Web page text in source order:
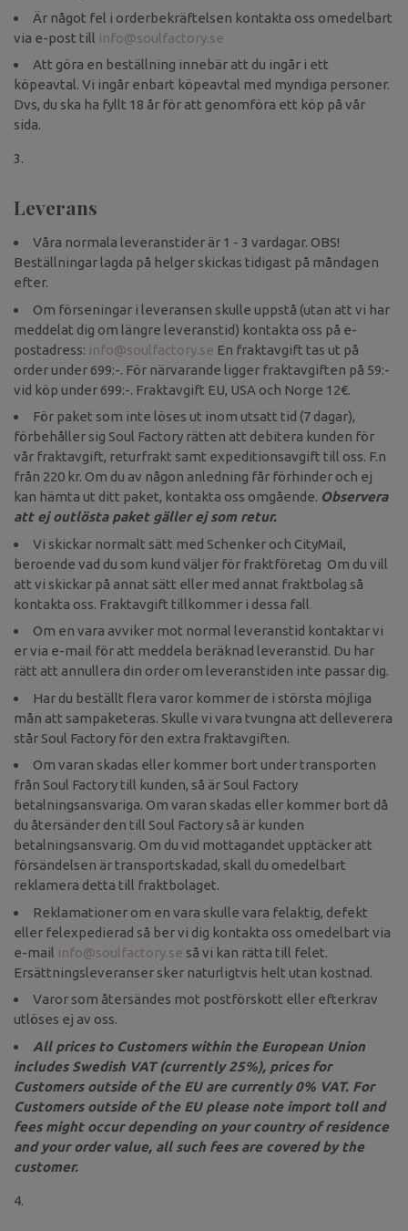
Är något fel i orderbekräftelsen kontakta oss omedelbart
via e-post till info@soulfactory.se
Att göra en beställning innebär att du ingår i ett
köpeavtal. Vi ingår enbart köpeavtal med myndiga personer.
Dvs, du ska ha fyllt 18 år för att genomföra ett köp på vår
sida.
Leverans
Våra normala leveranstider är 1 - 3 vardagar. OBS!
Beställningar lagda på helger skickas tidigast på måndagen
efter.
Om förseningar i leveransen skulle uppstå (utan att vi har
meddelat dig om längre leveranstid) kontakta oss på e-
postadress: info@soulfactory.se En fraktavgift tas ut på
order under 699:-. För närvarande ligger fraktavgiften på 59:-
vid köp under 699:-. Fraktavgift EU, USA och Norge 12€.
För paket som inte löses ut inom utsatt tid (7 dagar),
förbehåller sig Soul Factory rätten att debitera kunden för
vår fraktavgift, returfrakt samt expeditionsavgift till oss. F.n
från 220 kr. Om du av någon anledning får förhinder och ej
kan hämta ut ditt paket, kontakta oss omgående. Observera
att ej outlösta paket gäller ej som retur.
Vi skickar normalt sätt med Schenker och CityMail,
beroende vad du som kund väljer för fraktföretag Om du vill
att vi skickar på annat sätt eller med annat fraktbolag så
kontakta oss. Fraktavgift tillkommer i dessa fall.
Om en vara avviker mot normal leveranstid kontaktar vi
er via e-mail för att meddela beräknad leveranstid. Du har
rätt att annullera din order om leveranstiden inte passar dig.
Har du beställt flera varor kommer de i största möjliga
mån att sampaketeras. Skulle vi vara tvungna att delleverera
står Soul Factory för den extra fraktavgiften.
Om varan skadas eller kommer bort under transporten
från Soul Factory till kunden, så är Soul Factory
betalningsansvariga. Om varan skadas eller kommer bort då
du återsänder den till Soul Factory så är kunden
betalningsansvarig. Om du vid mottagandet upptäcker att
försändelsen är transportskadad, skall du omedelbart
reklamera detta till fraktbolaget.
Reklamationer om en vara skulle vara felaktig, defekt
eller felexpedierad så ber vi dig kontakta oss omedelbart via
e-mail info@soulfactory.se så vi kan rätta till felet.
Ersättningsleveranser sker naturligtvis helt utan kostnad.
Varor som återsändes mot postförskott eller efterkrav
utlöses ej av oss.
All prices to Customers within the European Union
includes Swedish VAT (currently 25%), prices for
Customers outside of the EU are currently 0% VAT. For
Customers outside of the EU please note import toll and
fees might occur depending on your country of residence
and your order value, all such fees are covered by the
customer.